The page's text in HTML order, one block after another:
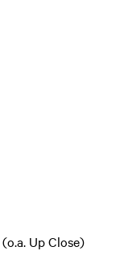
(o.a. Up Close)